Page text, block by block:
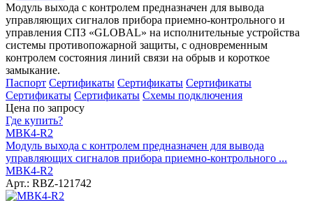
Модуль выхода с контролем предназначен для вывода
управляющих сигналов прибора приемно-контрольного и
управления СПЗ «GLOBAL» на исполнительные устройства
системы противопожарной защиты, с одновременным
контролем состояния линий связи на обрыв и короткое
замыкание.
Паспорт Сертификаты Сертификаты Сертификаты
Сертификаты Сертификаты Схемы подключения
Цена по запросу
Где купить?
МВК4-R2
Модуль выхода с контролем предназначен для вывода
управляющих сигналов прибора приемно-контрольного ...
МВК4-R2
Арт.: RBZ-121742